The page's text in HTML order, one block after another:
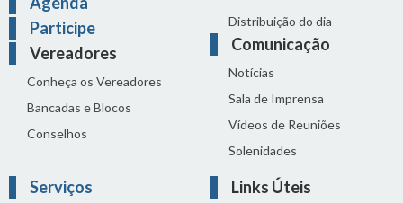
Participe
Vereadores
Conheça os Vereadores
Bancadas e Blocos
Conselhos
Distribuição do dia
Comunicação
Notícias
Sala de Imprensa
Vídeos de Reuniões
Solenidades
Serviços Links Úteis